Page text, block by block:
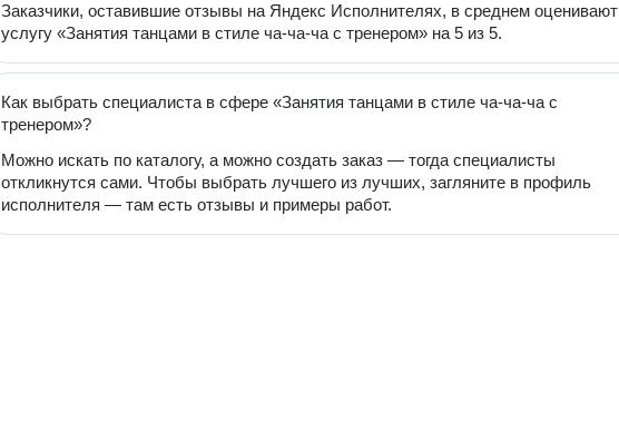
Заказчики, оставившие отзывы на Яндекс Исполнителях, в среднем оценивают
услугу «Занятия танцами в стиле ча-ча-ча с тренером» на 5 из 5.
Как выбрать специалиста в сфере «Занятия танцами в стиле ча-ча-ча с
тренером»?
Можно искать по каталогу, а можно создать заказ — тогда специалисты
откликнутся сами. Чтобы выбрать лучшего из лучших, загляните в профиль
исполнителя — там есть отзывы и примеры работ.